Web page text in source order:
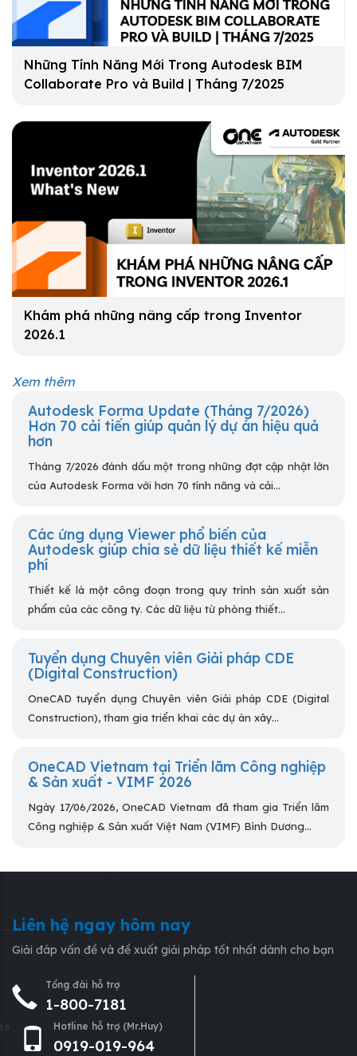
Những Tính Năng Mới Trong Autodesk BIM
Collaborate Pro và Build | Tháng 7/2025
Khám phá những nâng cấp trong Inventor
2026.1
Xem thêm
Autodesk Forma Update (Tháng 7/2026)
Hơn 70 cải tiến giúp quản lý dự án hiệu quả
hơn
Tháng 7/2026 đánh dấu một trong những đợt cập nhật lớn
của Autodesk Forma với hơn 70 tính năng và cải...
Các ứng dụng Viewer phổ biến của
Autodesk giúp chia sẻ dữ liệu thiết kế miễn
phí
Thiết kế là một công đoạn trong quy trình sản xuất sản
phẩm của các công ty. Các dữ liệu từ phòng thiết...
Tuyển dụng Chuyên viên Giải pháp CDE
(Digital Construction)
OneCAD tuyển dụng Chuyên viên Giải pháp CDE (Digital
Construction), tham gia triển khai các dự án xây...
OneCAD Vietnam tại Triển lãm Công nghiệp
& Sản xuất - VIMF 2026
Ngày 17/06/2026, OneCAD Vietnam đã tham gia Triển lãm
Công nghiệp & Sản xuất Việt Nam (VIMF) Bình Dương...
Liên hệ ngay hôm nay
Giải đáp vấn đề và đề xuất giải pháp tốt nhất dành cho bạn
Tổng đài hỗ trợ
1-800-7181
Hotline hỗ trợ (Mr.Huy)
0919-019-964